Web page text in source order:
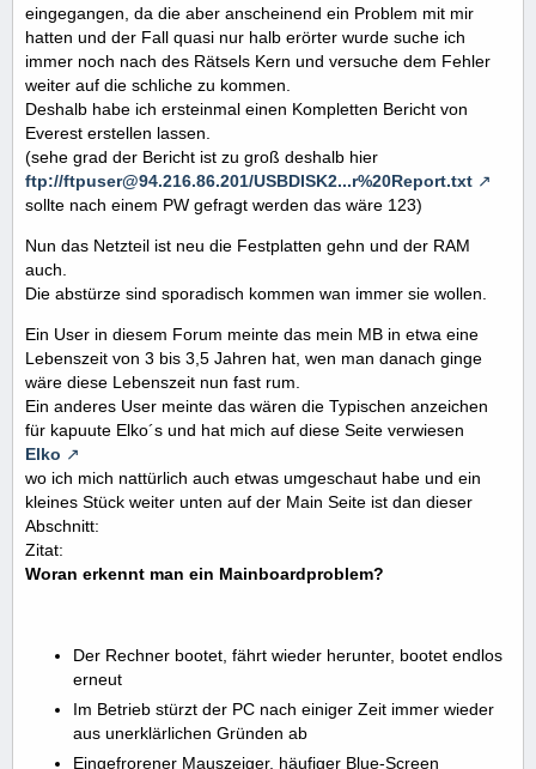
eingegangen, da die aber anscheinend ein Problem mit mir
hatten und der Fall quasi nur halb erörter wurde suche ich
immer noch nach des Rätsels Kern und versuche dem Fehler
weiter auf die schliche zu kommen.
Deshalb habe ich ersteinmal einen Kompletten Bericht von
Everest erstellen lassen.
(sehe grad der Bericht ist zu groß deshalb hier
ftp://ftpuser@94.216.86.201/USBDISK2...r%20Report.txt
sollte nach einem PW gefragt werden das wäre 123)
Nun das Netzteil ist neu die Festplatten gehn und der RAM
auch.
Die abstürze sind sporadisch kommen wan immer sie wollen.
Ein User in diesem Forum meinte das mein MB in etwa eine
Lebenszeit von 3 bis 3,5 Jahren hat, wen man danach ginge
wäre diese Lebenszeit nun fast rum.
Ein anderes User meinte das wären die Typischen anzeichen
für kapuute Elko´s und hat mich auf diese Seite verwiesen
Elko
wo ich mich nattürlich auch etwas umgeschaut habe und ein
kleines Stück weiter unten auf der Main Seite ist dan dieser
Abschnitt:
Zitat:
Woran erkennt man ein Mainboardproblem?
Der Rechner bootet, fährt wieder herunter, bootet endlos
erneut
Im Betrieb stürzt der PC nach einiger Zeit immer wieder
aus unerklärlichen Gründen ab
Eingefrorener Mauszeiger, häufiger Blue-Screen